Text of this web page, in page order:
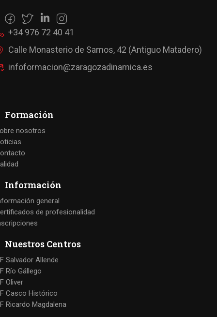
+34 976 72 40 41
Calle Monasterio de Samos, 42 (Antiguo Matadero)
infoformacion@zaragozadinamica.es
Formación
nosotros
Información
general
de profesionalidad
Nuestros Centros
Salvador Allende
Río Gállego
Oliver
Casco Histórico
Ricardo Magdalena